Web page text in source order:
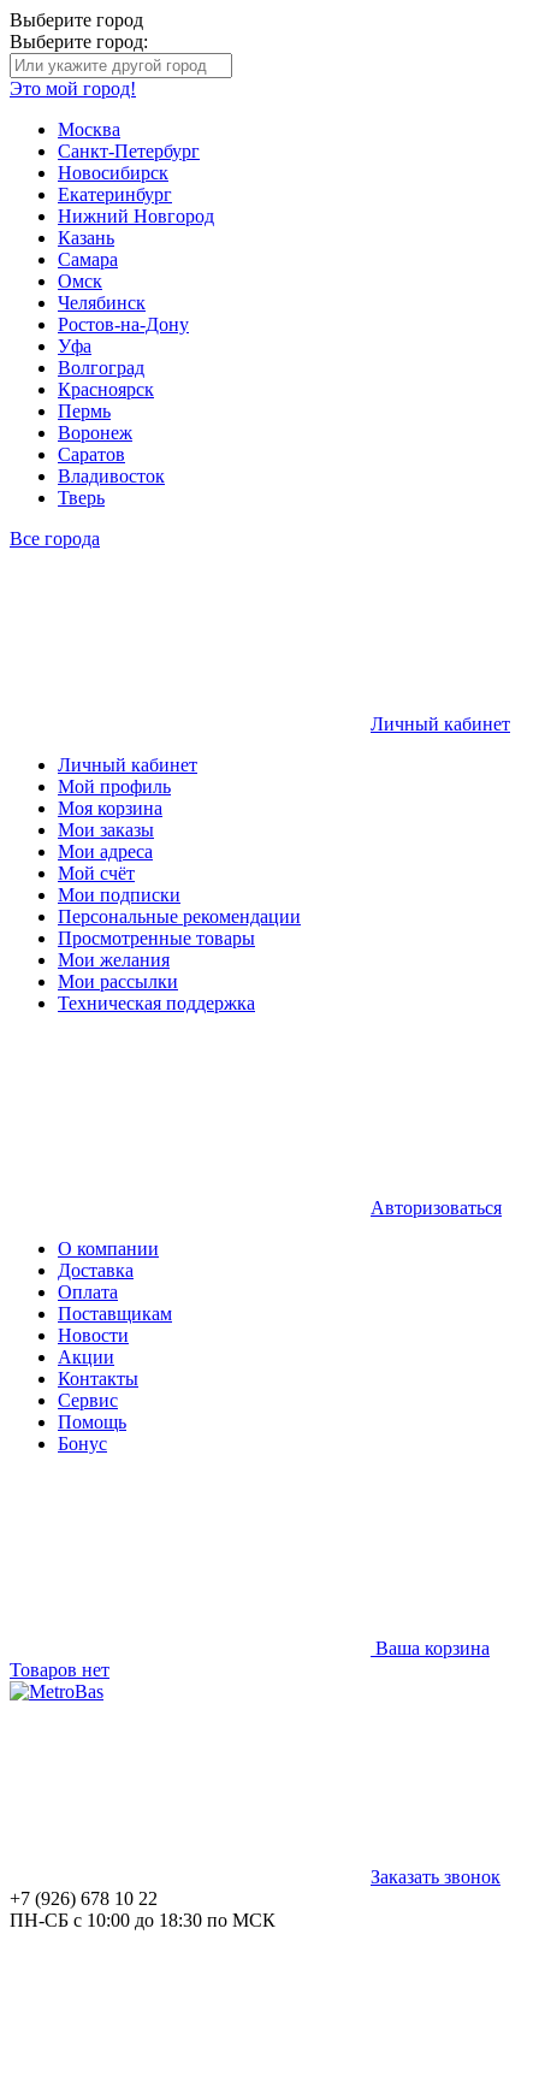
Выберите город
Выберите город:
Это мой город!
Москва
Санкт-Петербург
Новосибирск
Екатеринбург
Нижний Новгород
Казань
Самара
Омск
Челябинск
Ростов-на-Дону
Уфа
Волгоград
Красноярск
Пермь
Воронеж
Саратов
Владивосток
Тверь
Все города
Личный кабинет
Личный кабинет
Мой профиль
Моя корзина
Мои заказы
Мои адреса
Мой счёт
Мои подписки
Персональные рекомендации
Просмотренные товары
Мои желания
Мои рассылки
Техническая поддержка
Авторизоваться
О компании
Доставка
Оплата
Поставщикам
Новости
Акции
Контакты
Сервис
Помощь
Бонус
Ваша корзина
Товаров нет
Заказать звонок
+7 (926) 678 10 22
ПН-СБ с 10:00 до 18:30 по МСК